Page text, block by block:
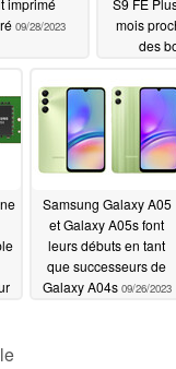
09/28/2023
mois
des
une
MicroSD
Samsung Galaxy A05
et Galaxy A05s font
leurs débuts en tant
que successeurs de
Galaxy A04s 09/26/2023